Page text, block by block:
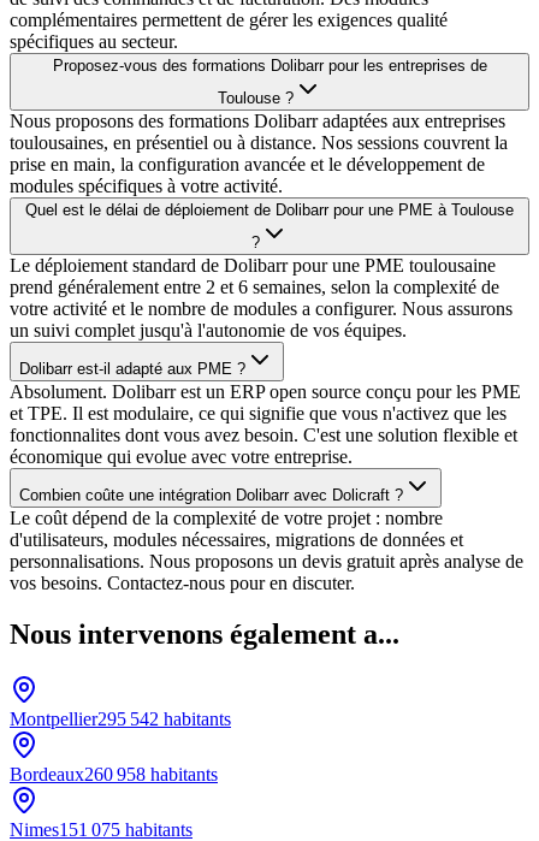
complémentaires permettent de gérer les exigences qualité
spécifiques au secteur.
Proposez-vous des formations Dolibarr pour les entreprises de
Toulouse ?
Nous proposons des formations Dolibarr adaptées aux entreprises
toulousaines, en présentiel ou à distance. Nos sessions couvrent la
prise en main, la configuration avancée et le développement de
modules spécifiques à votre activité.
Quel est le délai de déploiement de Dolibarr pour une PME à Toulouse
?
Le déploiement standard de Dolibarr pour une PME toulousaine
prend généralement entre 2 et 6 semaines, selon la complexité de
votre activité et le nombre de modules a configurer. Nous assurons
un suivi complet jusqu'à l'autonomie de vos équipes.
Dolibarr est-il adapté aux PME ?
Absolument. Dolibarr est un ERP open source conçu pour les PME
et TPE. Il est modulaire, ce qui signifie que vous n'activez que les
fonctionnalites dont vous avez besoin. C'est une solution flexible et
économique qui evolue avec votre entreprise.
Combien coûte une intégration Dolibarr avec Dolicraft ?
Le coût dépend de la complexité de votre projet : nombre
d'utilisateurs, modules nécessaires, migrations de données et
personnalisations. Nous proposons un devis gratuit après analyse de
vos besoins. Contactez-nous pour en discuter.
Nous intervenons également a...
Montpellier295 542 habitants
Bordeaux260 958 habitants
Nimes151 075 habitants